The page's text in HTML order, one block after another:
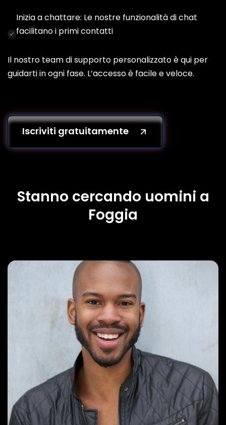
Inizia a chattare: Le nostre funzionalità di chat
facilitano i primi contatti
Il nostro team di supporto personalizzato è qui per
guidarti in ogni fase. L’accesso è facile e veloce.
Iscriviti gratuitamente
Stanno cercando uomini a
Foggia